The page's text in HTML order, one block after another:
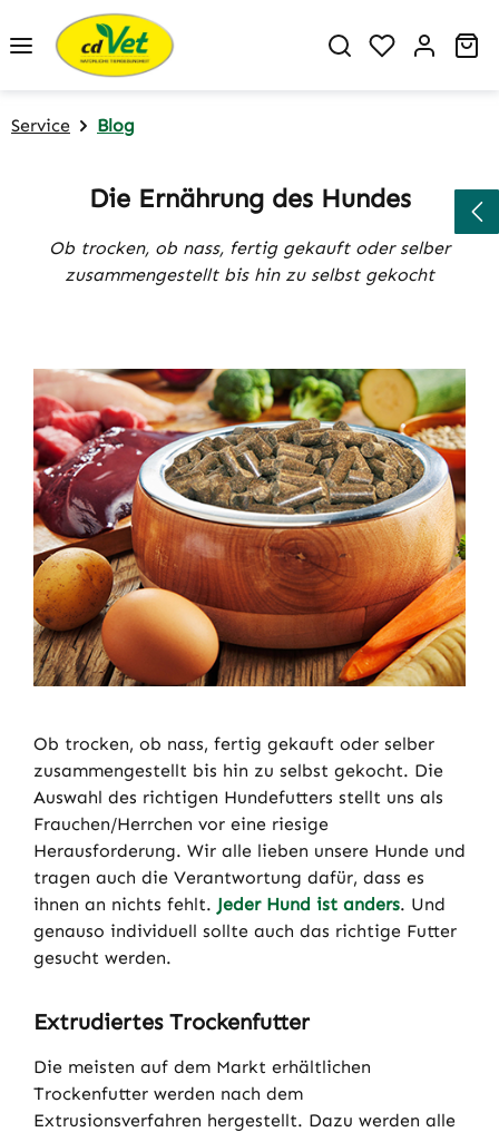
Zum Hauptinhalt springen
Du hast 0
Service Blog
Die Ernährung des Hundes
Ob trocken, ob nass, fertig gekauft oder selber
zusammengestellt bis hin zu selbst gekocht
Ob trocken, ob nass, fertig gekauft oder selber
zusammengestellt bis hin zu selbst gekocht. Die
Auswahl des richtigen Hundefutters stellt uns als
Frauchen/Herrchen vor eine riesige
Herausforderung. Wir alle lieben unsere Hunde und
tragen auch die Verantwortung dafür, dass es
ihnen an nichts fehlt. Jeder Hund ist anders. Und
genauso individuell sollte auch das richtige Futter
gesucht werden.
Extrudiertes Trockenfutter
Die meisten auf dem Markt erhältlichen
Trockenfutter werden nach dem
Extrusionsverfahren hergestellt. Dazu werden alle